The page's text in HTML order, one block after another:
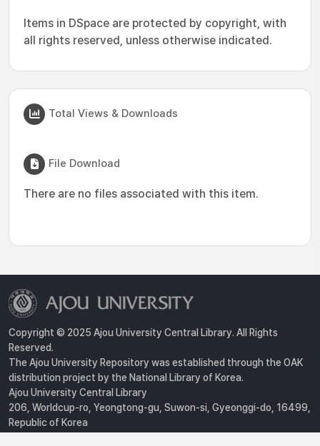
Items in DSpace are protected by copyright, with
all rights reserved, unless otherwise indicated.
Total Views & Downloads
File Download
There are no files associated with this item.
Copyright © 2025 Ajou University Central Library. All Rights
Reserved.
The Ajou University Repository was established through the OAK
distribution project by the National Library of Korea.
Ajou University Central Library
206, Worldcup-ro, Yeongtong-gu, Suwon-si, Gyeonggi-do, 16499,
Republic of Korea